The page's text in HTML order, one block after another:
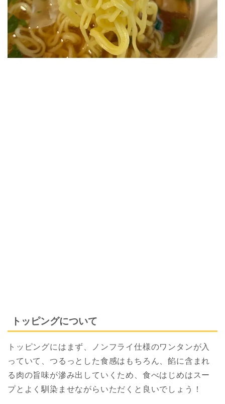
トッピングについて
トッピングにはまず、ノンフライ仕様のワンタンが入
っていて、つるっとした食感はもちろん、餡に含まれ
る肉の旨味が滲み出していくため、食べはじめはスー
プとよく馴染ませながらいただくと良いでしょう！